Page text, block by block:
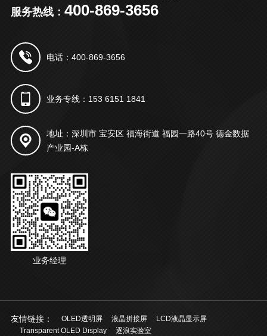
服务热线： 400-869-3656
电话：400-869-3656
业务专线：153 6151 1841
地址：深圳市 宝安区 福海街道 福园一路40号 德金数据
产业园-A栋
业务经理
友情链接： OLED透明屏 液晶拼接屏
LCD液晶显示屏
Transparent OLED Display
逐浪实验室